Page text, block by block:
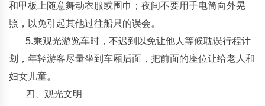
和甲板上随意舞动衣服或围巾；夜间不要用手电筒向外晃
照，以免引起其他过往船只的误会。
5.乘观光游览车时，不迟到以免让他人等候耽误行程计
划，年轻游客尽量坐到车厢后面，把前面的座位让给老人和
妇女儿童。
四、观光文明